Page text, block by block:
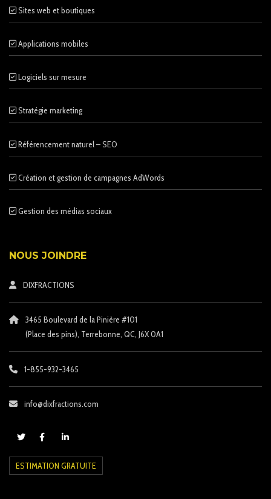
Sites web et boutiques
Applications mobiles
Logiciels sur mesure
Stratégie marketing
Référencement naturel – SEO
Création et gestion de campagnes AdWords
Gestion des médias sociaux
NOUS JOINDRE
DIXFRACTIONS
3465 Boulevard de la Pinière #101
(Place des pins), Terrebonne, QC, J6X 0A1
1-855-932-3465
info@dixfractions.com
ESTIMATION GRATUITE